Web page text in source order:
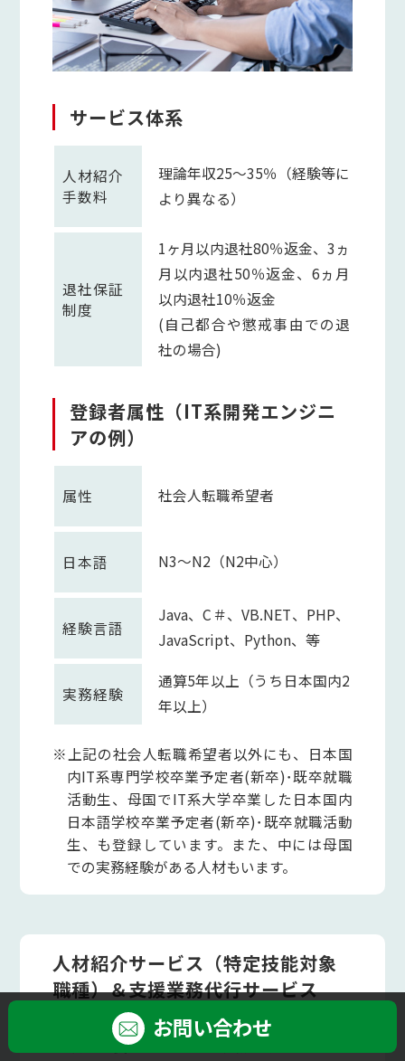
サービス体系
人材紹介
手数料
理論年収25～35％（経験等に
より異なる）
退社保証
制度
1ヶ月以内退社80％返金、3ヵ
月以内退社50％返金、6ヵ月
以内退社10％返金
(自己都合や懲戒事由での退
社の場合)
登録者属性（IT系開発エンジニ
アの例）
属性 社会人転職希望者
日本語 N3～N2（N2中心）
経験言語
Java、C＃、VB.NET、PHP、
JavaScript、Python、等
実務経験
通算5年以上（うち日本国内2
年以上）
※上記の社会人転職希望者以外にも、日本国
内IT系専門学校卒業予定者(新卒)･既卒就職
活動生、 母国でIT系大学卒業した日本国内
日本語学校卒業予定者(新卒)･既卒就職活動
生、も登録しています。 また、中には母国
での実務経験がある人材もいます。
人材紹介サービス（特定技能対象
職種）＆支援業務代行サービス
介護、外食、といった文系職種をメインにご
お問い合わせ